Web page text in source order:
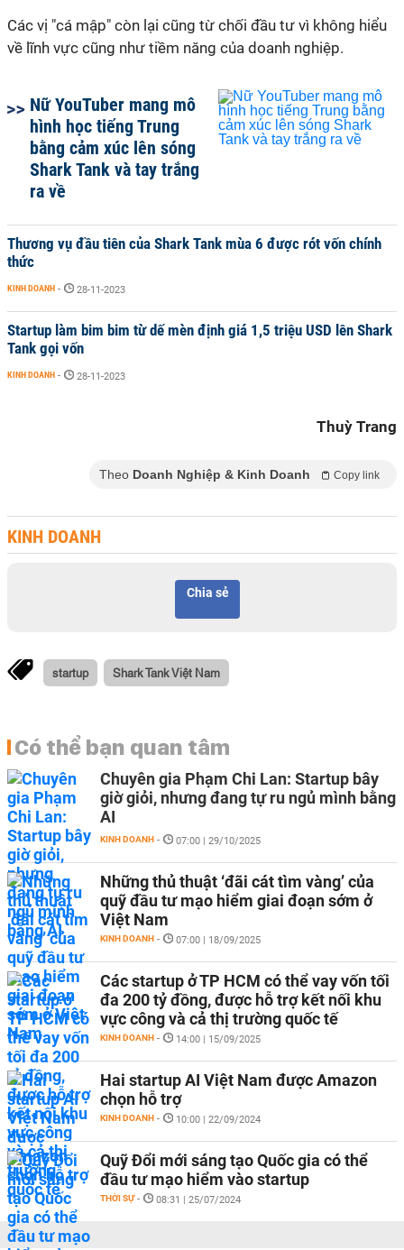
Các vị "cá mập" còn lại cũng từ chối đầu tư vì không hiểu
về lĩnh vực cũng như tiềm năng của doanh nghiệp.
Nữ YouTuber mang mô
hình học tiếng Trung
bằng cảm xúc lên sóng
Shark Tank và tay trắng
ra về
Thương vụ đầu tiên của Shark Tank mùa 6 được rót vốn chính
thức
KINH DOANH - 28-11-2023
Startup làm bim bim từ dế mèn định giá 1,5 triệu USD lên Shark
Tank gọi vốn
KINH DOANH - 28-11-2023
Thuỳ Trang
Theo Doanh Nghiệp & Kinh Doanh Copy link
KINH DOANH
Chia sẻ
startup Shark Tank Việt Nam
Có thể bạn quan tâm
Chuyên gia Phạm Chi Lan: Startup bây
giờ giỏi, nhưng đang tự ru ngủ mình bằng
AI
KINH DOANH - 07:00 | 29/10/2025
Những thủ thuật ‘đãi cát tìm vàng’ của
quỹ đầu tư mạo hiểm giai đoạn sớm ở
Việt Nam
KINH DOANH - 07:00 | 18/09/2025
Các startup ở TP HCM có thể vay vốn tối
đa 200 tỷ đồng, được hỗ trợ kết nối khu
vực công và cả thị trường quốc tế
KINH DOANH - 14:00 | 15/09/2025
Hai startup AI Việt Nam được Amazon
chọn hỗ trợ
KINH DOANH - 10:00 | 22/09/2024
Quỹ Đổi mới sáng tạo Quốc gia có thể
đầu tư mạo hiểm vào startup
THỜI SỰ - 08:31 | 25/07/2024